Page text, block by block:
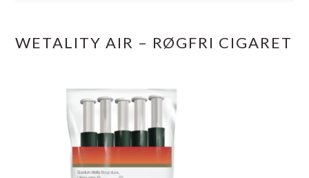
WETALITY AIR – RØGFRI CIGARET